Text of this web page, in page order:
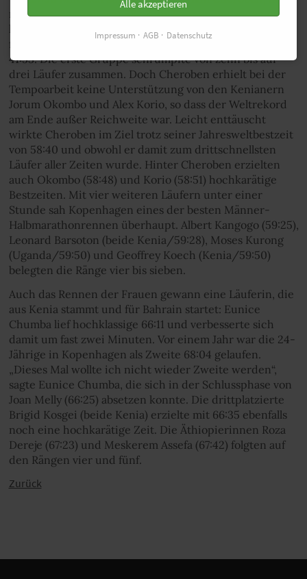
mit einer Bestzeit von 58:48 ins Rennen gegangen war,
kurz nach Kilometer zwölf an die Spitze. Er bestimmte
fortan das Tempo und erreichte den 15-km-Punkt nach
41:53. Die erste Gruppe schrumpfte von zehn bis auf
drei Läufer zusammen. Doch Cheroben erhielt bei der
Tempoarbeit keine Unterstützung von den Kenianern
Jorum Okombo und Alex Korio, so dass der Weltrekord
am Ende außer Reichweite war. Leicht enttäuscht
wirkte Cheroben im Ziel trotz seiner Jahresweltbestzeit
von 58:40 und obwohl er damit zum drittschnellsten
Läufer aller Zeiten wurde. Hinter Cheroben erzielten
auch Okombo (58:48) und Korio (58:51) hochkarätige
Bestzeiten. Mit vier weiteren Läufern unter einer
Stunde sah Kopenhagen eines der besten Männer-
Halbmarathonrennen überhaupt. Albert Kangogo (59:25),
Leonard Barsoton (beide Kenia/59:28), Moses Kurong
(Uganda/59:50) und Geoffrey Koech (Kenia/59:50)
belegten die Ränge vier bis sieben.
Auch das Rennen der Frauen gewann eine Läuferin, die
aus Kenia stammt und für Bahrain startet: Eunice
Chumba lief hochklassige 66:11 und verbesserte sich
damit um fast zwei Minuten. Vor einem Jahr war die 24-
Jährige in Kopenhagen als Zweite 68:04 gelaufen.
„Dieses Mal wollte ich nicht wieder Zweite werden“,
sagte Eunice Chumba, die sich in der Schlussphase von
Joan Melly (66:25) absetzen konnte. Die drittplatzierte
Brigid Kosgei (beide Kenia) erzielte mit 66:35 ebenfalls
noch eine hochkarätige Zeit. Die Äthiopierinnen Roza
Dereje (67:23) und Meskerem Assefa (67:42) folgten auf
den Rängen vier und fünf.
Zurück
Alle akzeptieren
Impressum AGB Datenschutz